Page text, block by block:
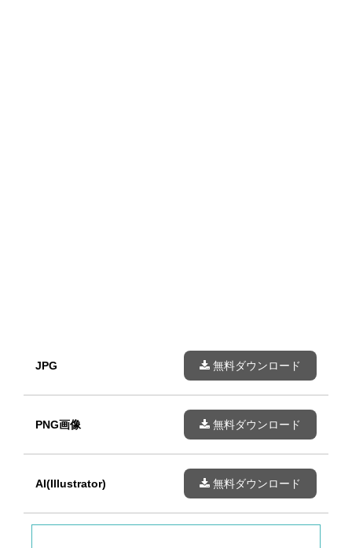
JPG 無料ダウンロード
PNG画像 無料ダウンロード
AI(Illustrator) 無料ダウンロード